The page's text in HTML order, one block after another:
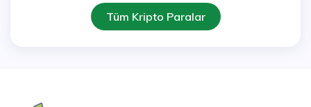
Tüm Kripto Paralar